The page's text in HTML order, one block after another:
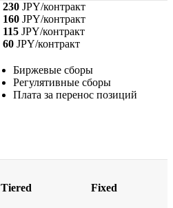
230 JPY/контракт
160 JPY/контракт
115 JPY/контракт
60 JPY/контракт
Биржевые сборы
Регулятивные сборы
Плата за перенос позиций
Tiered Fixed